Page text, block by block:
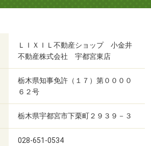
ＬＩＸＩＬ不動産ショップ 小金井
不動産株式会社 宇都宮東店
栃木県知事免許（１７）第００００
６２号
栃木県宇都宮市下栗町２９３９－３
028-651-0534